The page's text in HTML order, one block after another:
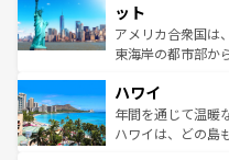
博物館もあり、ア
ことができる。国
者向けの交通パス
着のスイス情報は
ット
アメリカ合衆国は
東海岸の都市部か
のような巨大都市
ンメントが詰まっ
西部には大自然が
ハワイ
年間を通じて温暖
ハワイは、どの島